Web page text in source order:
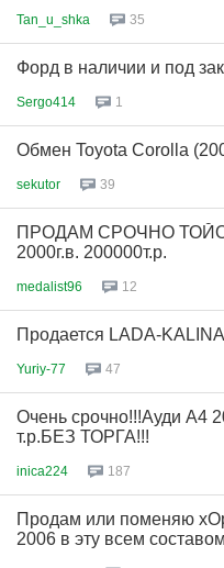
Tan_u_shka 35
Форд в наличии и под
Sergo414 1
Обмен Toyota Corolla
sekutor 39
ПРОДАМ СРОЧНО
2000г.в. 200000т.р.
medalist96 12
Продается LADA-KALINA
Yuriy-77 47
Очень срочно!!!Ауди А4
т.р.БЕЗ ТОРГА!!!
inica224 187
Продам или поменяю
2006 в эту всем